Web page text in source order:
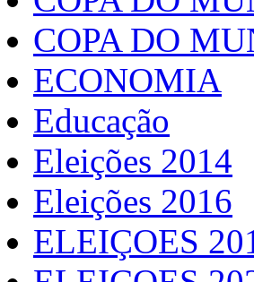
COPA DO
ECONOMIA
Educação
Eleições 2014
Eleições 2016
ELEIÇOES